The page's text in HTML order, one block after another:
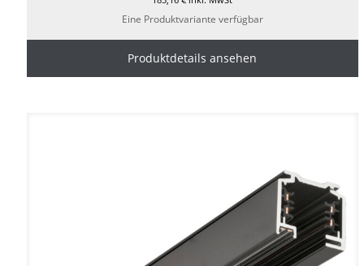
Eine Produktvariante verfügbar
Produktdetails ansehen